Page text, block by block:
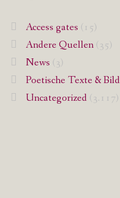
Access gates (15)
Andere Quellen(35)
News (3)
Poetische Texte & Bild
Uncategorized (3.117)